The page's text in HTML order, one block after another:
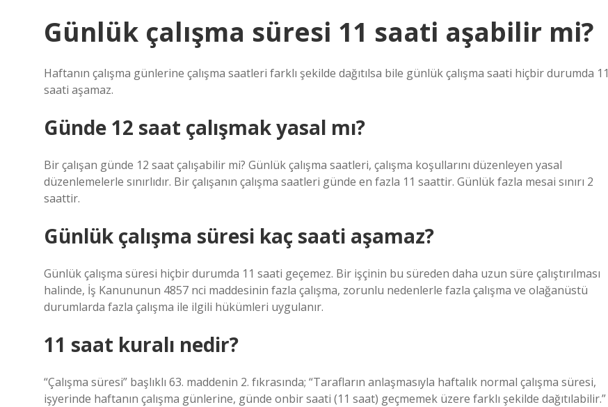
Günlük çalışma süresi 11 saati aşabilir mi?
Haftanın çalışma günlerine çalışma saatleri farklı şekilde dağıtılsa bile günlük çalışma saati hiçbir durumda 11
saati aşamaz.
Günde 12 saat çalışmak yasal mı?
Bir çalışan günde 12 saat çalışabilir mi? Günlük çalışma saatleri, çalışma koşullarını düzenleyen yasal
düzenlemelerle sınırlıdır. Bir çalışanın çalışma saatleri günde en fazla 11 saattir. Günlük fazla mesai sınırı 2
saattir.
Günlük çalışma süresi kaç saati aşamaz?
Günlük çalışma süresi hiçbir durumda 11 saati geçemez. Bir işçinin bu süreden daha uzun süre çalıştırılması
halinde, İş Kanununun 4857 nci maddesinin fazla çalışma, zorunlu nedenlerle fazla çalışma ve olağanüstü
durumlarda fazla çalışma ile ilgili hükümleri uygulanır.
11 saat kuralı nedir?
“Çalışma süresi” başlıklı 63. maddenin 2. fıkrasında; “Tarafların anlaşmasıyla haftalık normal çalışma süresi,
işyerinde haftanın çalışma günlerine, günde onbir saati (11 saat) geçmemek üzere farklı şekilde dağıtılabilir.”